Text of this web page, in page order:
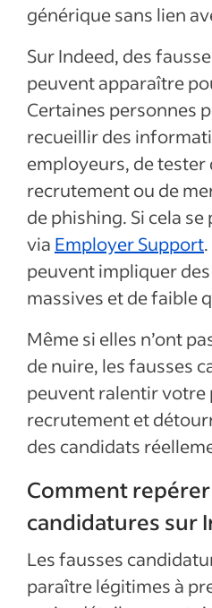
générique sans lien
Sur Indeed, des
peuvent apparaître
Certaines personnes
recueillir des
employeurs, de tester
recrutement ou de
de phishing. Si cela
via Employer Support
peuvent impliquer
massives et de faible
Même si elles n’ont
de nuire, les fausses
peuvent ralentir votre
recrutement et
des candidats
Comment
candidatures sur
Les fausses
paraître légitimes à